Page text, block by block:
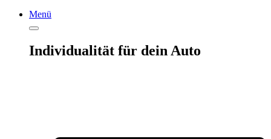
Menü
Individualität für dein Auto